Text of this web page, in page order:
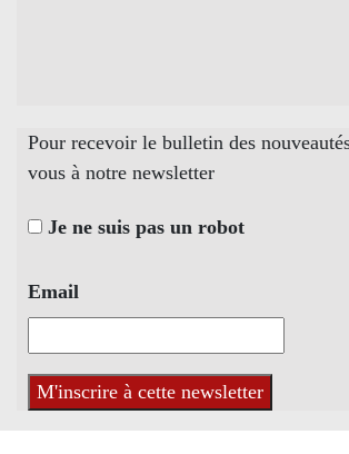
Pour recevoir le bulletin des
vous à notre newsletter
Je ne suis pas un robot
Email